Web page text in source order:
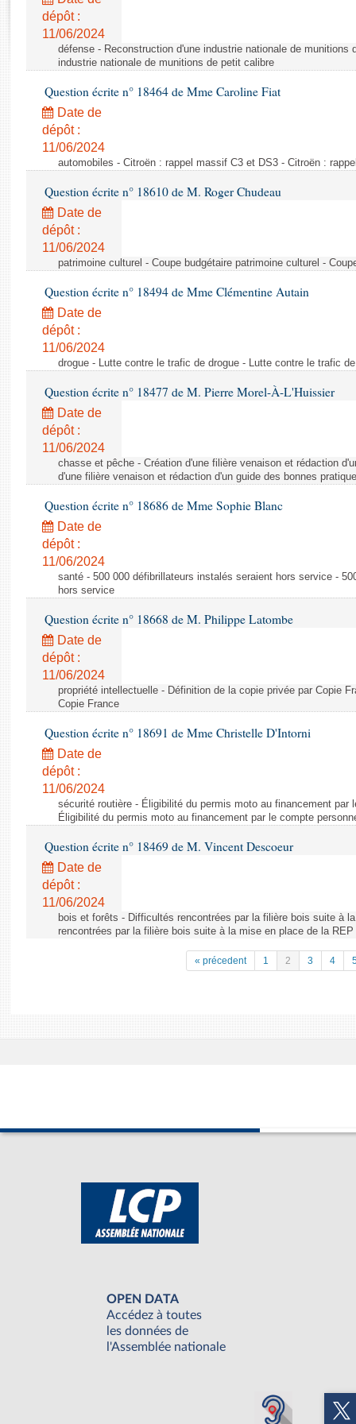
Rapports d'enquête
Rapports législatifs
Baromètre de l’application des lois
Dossiers législatifs
Budget et sécurité sociale
Questions écrites et orales
Comptes rendus des débats
dépôt :
11/06/2024
défense - Reconstruction d'une industrie nationale de munitions
industrie nationale de munitions de petit calibre
Question écrite n° 18464 de Mme Caroline Fiat
Date de
dépôt :
11/06/2024
automobiles - Citroën : rappel massif C3 et DS3 - Citroën :
Question écrite n° 18610 de M. Roger Chudeau
Date de
dépôt :
11/06/2024
patrimoine culturel - Coupe budgétaire patrimoine culturel -
Question écrite n° 18494 de Mme Clémentine Autain
Date de
dépôt :
11/06/2024
drogue - Lutte contre le trafic de drogue - Lutte contre le trafic
Question écrite n° 18477 de M. Pierre Morel-À-L'Huissier
Date de
dépôt :
11/06/2024
chasse et pêche - Création d'une filière venaison et rédaction
d'une filière venaison et rédaction d'un guide des bonnes
Question écrite n° 18686 de Mme Sophie Blanc
Date de
dépôt :
11/06/2024
santé - 500 000 défibrillateurs instalés seraient hors service -
hors service
Question écrite n° 18668 de M. Philippe Latombe
Date de
dépôt :
11/06/2024
propriété intellectuelle - Définition de la copie privée par Copie
Copie France
Question écrite n° 18691 de Mme Christelle D'Intorni
Date de
dépôt :
11/06/2024
sécurité routière - Éligibilité du permis moto au financement par
Éligibilité du permis moto au financement par le compte
Question écrite n° 18469 de M. Vincent Descoeur
Date de
dépôt :
11/06/2024
bois et forêts - Difficultés rencontrées par la filière bois suite à
rencontrées par la filière bois suite à la mise en place de la REP
« précedent 1 2 3 4
OPEN DATA
Accédez à toutes
les données de
l'Assemblée nationale